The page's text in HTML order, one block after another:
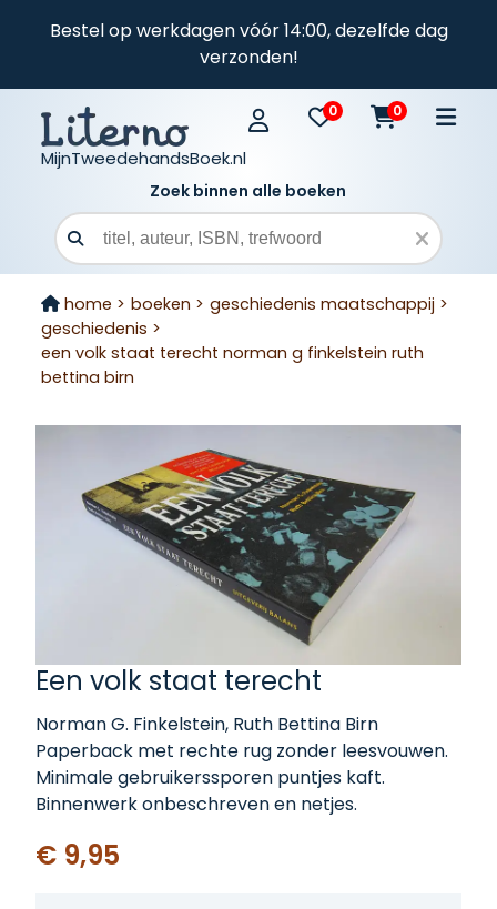
Bestel op werkdagen vóór 14:00, dezelfde dag
verzonden!
MijnTweedehandsBoek.nl
0 0
Zoek binnen alle boeken
Zoekveld
home > boeken > geschiedenis maatschappij >
geschiedenis >
een volk staat terecht norman g finkelstein ruth
bettina birn
Een volk staat terecht
Norman G. Finkelstein, Ruth Bettina Birn
Paperback met rechte rug zonder leesvouwen.
Minimale gebruikerssporen puntjes kaft.
Binnenwerk onbeschreven en netjes.
€ 9,95